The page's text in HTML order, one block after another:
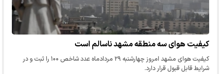
کیفیت هوای سه منطقه مشهد ناسالم است
کیفیت هوای مشهد امروز چهارشنبه ۲۹ مردادماه عدد شاخص ۱۰۰ را ثبت و در
شرایط قابل قبول قرار دارد.